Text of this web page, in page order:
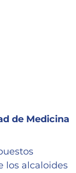
de Medicina
los alcaloides